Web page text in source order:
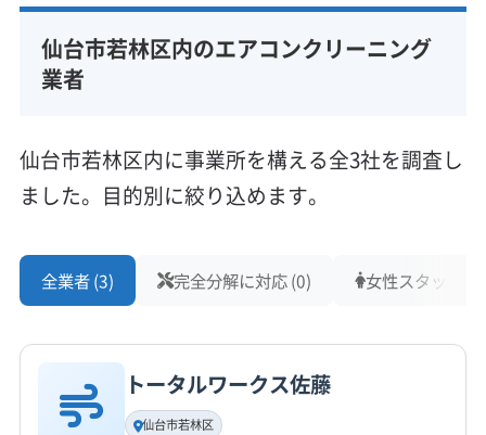
仙台市若林区内のエアコンクリーニング
業者
仙台市若林区内に事業所を構える全3社を調査し
ました。目的別に絞り込めます。
全業者 (3) 完全分解に対応 (0) 女性スタッフ在
トータルワークス佐藤
仙台市若林区